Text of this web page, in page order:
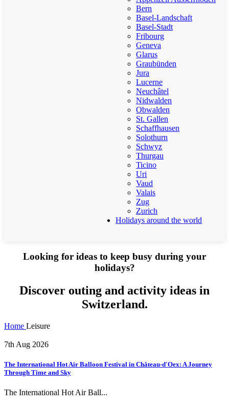
Bern
Basel-Landschaft
Basel-Stadt
Fribourg
Geneva
Glarus
Graubünden
Jura
Lucerne
Neuchâtel
Nidwalden
Obwalden
St. Gallen
Schaffhausen
Solothurn
Schwyz
Thurgau
Ticino
Uri
Vaud
Valais
Zug
Zurich
Holidays around the world
Looking for ideas to keep busy during your
holidays?
Discover outing and activity ideas in
Switzerland.
Home Leisure
7th Aug 2026
The International Hot Air Balloon Festival in Château-d'Oex: A Journey
Through Time and Sky
The International Hot Air Ball...